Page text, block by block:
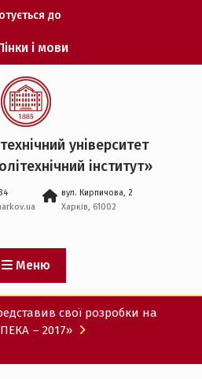
до
ХПІ
на
про
з ДержНДІ
України
обговорили
українсько-
і мови
університет
iнститут»
вул. Кирпичова, 2
Харків, 61002
Меню
свої розробки на
– 2017»